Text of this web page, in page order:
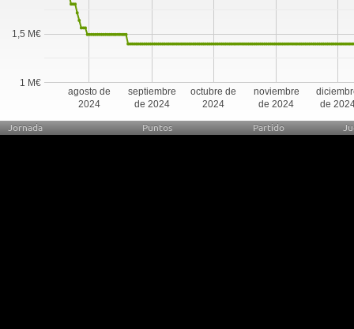
agosto de
2024
septiembre
de 2024
octubre de
2024
noviembre
de 2024
de
1 M€
1,5 M€
Jornada Puntos Partido